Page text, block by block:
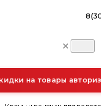
на товары